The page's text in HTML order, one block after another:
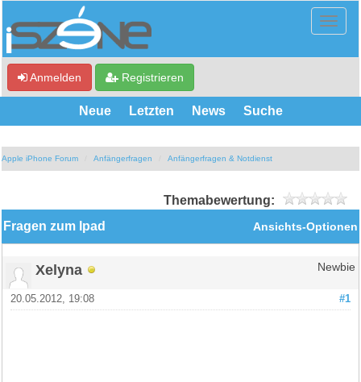
Anmelden Registrieren
Neue Letzten News Suche
Apple iPhone Forum Anfängerfragen Anfängerfragen & Notdienst
Themabewertung:
Ansichts-Optionen
Fragen zum Ipad
Xelyna Newbie
#1
20.05.2012, 19:08